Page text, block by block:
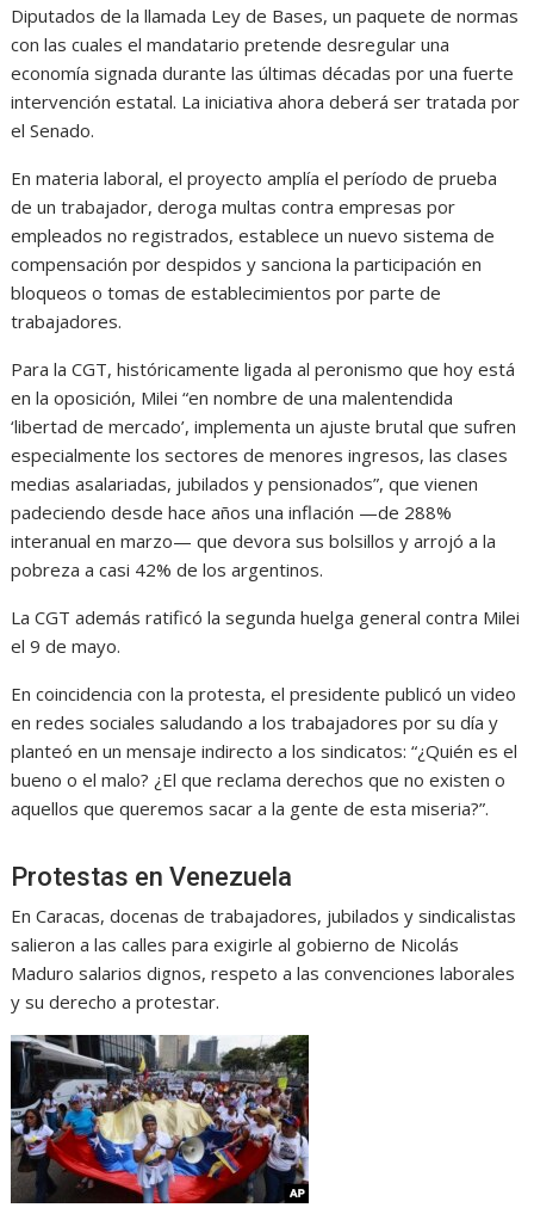
Diputados de la llamada Ley de Bases, un paquete de normas
con las cuales el mandatario pretende desregular una
economía signada durante las últimas décadas por una fuerte
intervención estatal. La iniciativa ahora deberá ser tratada por
el Senado.
En materia laboral, el proyecto amplía el período de prueba
de un trabajador, deroga multas contra empresas por
empleados no registrados, establece un nuevo sistema de
compensación por despidos y sanciona la participación en
bloqueos o tomas de establecimientos por parte de
trabajadores.
Para la CGT, históricamente ligada al peronismo que hoy está
en la oposición, Milei “en nombre de una malentendida
‘libertad de mercado’, implementa un ajuste brutal que sufren
especialmente los sectores de menores ingresos, las clases
medias asalariadas, jubilados y pensionados”, que vienen
padeciendo desde hace años una inflación —de 288%
interanual en marzo— que devora sus bolsillos y arrojó a la
pobreza a casi 42% de los argentinos.
La CGT además ratificó la segunda huelga general contra Milei
el 9 de mayo.
En coincidencia con la protesta, el presidente publicó un video
en redes sociales saludando a los trabajadores por su día y
planteó en un mensaje indirecto a los sindicatos: “¿Quién es el
bueno o el malo? ¿El que reclama derechos que no existen o
aquellos que queremos sacar a la gente de esta miseria?”.
Protestas en Venezuela
En Caracas, docenas de trabajadores, jubilados y sindicalistas
salieron a las calles para exigirle al gobierno de Nicolás
Maduro salarios dignos, respeto a las convenciones laborales
y su derecho a protestar.